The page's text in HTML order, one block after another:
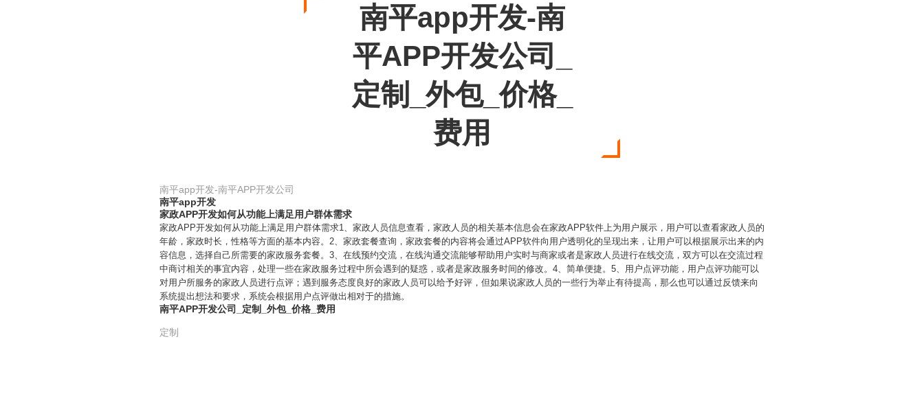
南平app开发-南
平APP开发公司_
定制_外包_价格_
费用
南平app开发-南平APP开发公司
南平app开发
家政APP开发如何从功能上满足用户群体需求
家政APP开发如何从功能上满足用户群体需求1、家政人员信息查看，家政人员的相关基本信息会在家政APP软件上为用户展示，用户可以查看家政人员的
年龄，家政时长，性格等方面的基本内容。2、家政套餐查询，家政套餐的内容将会通过APP软件向用户透明化的呈现出来，让用户可以根据展示出来的内
容信息，选择自己所需要的家政服务套餐。3、在线预约交流，在线沟通交流能够帮助用户实时与商家或者是家政人员进行在线交流，双方可以在交流过程
中商讨相关的事宜内容，处理一些在家政服务过程中所会遇到的疑惑，或者是家政服务时间的修改。4、简单便捷。5、用户点评功能，用户点评功能可以
对用户所服务的家政人员进行点评；遇到服务态度良好的家政人员可以给予好评，但如果说家政人员的一些行为举止有待提高，那么也可以通过反馈来向
系统提出想法和要求，系统会根据用户点评做出相对于的措施。
南平APP开发公司_定制_外包_价格_费用
定制